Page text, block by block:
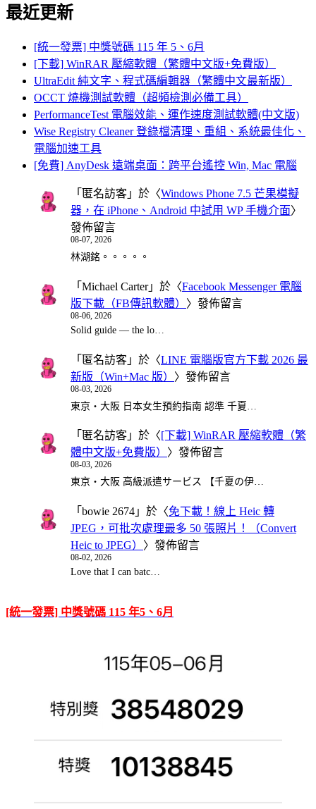
最近更新
[統一發票] 中獎號碼 115 年 5、6月
[下載] WinRAR 壓縮軟體（繁體中文版+免費版）
UltraEdit 純文字、程式碼編輯器（繁體中文最新版）
OCCT 燒機測試軟體（超頻檢測必備工具）
PerformanceTest 電腦效能、運作速度測試軟體(中文版)
Wise Registry Cleaner 登錄檔清理、重組、系統最佳化、
電腦加速工具
[免費] AnyDesk 遠端桌面：跨平台遙控 Win, Mac 電腦
「 匿名訪客 」於〈Windows Phone 7.5 芒果模擬
器，在 iPhone、Android 中試用 WP 手機介面〉
發佈留言
08-07, 2026
林湖銘。。。。。
「 Michael Carter」於〈Facebook Messenger 電腦
版下載（FB傳訊軟體） 〉發佈留言
08-06, 2026
Solid guide — the lo…
「 匿名訪客 」於〈LINE 電腦版官方下載 2026 最
新版（Win+Mac 版） 〉發佈留言
08-03, 2026
東京・大阪 日本女生預約指南 認準 千夏…
「 匿名訪客 」於〈[下載] WinRAR 壓縮軟體（繁
體中文版+免費版） 〉發佈留言
08-03, 2026
東京・大阪 高級派遣サービス 【千夏の伊…
「 bowie 2674 」於〈免下載！線上 Heic 轉
JPEG，可批次處理最多 50 張照片！（Convert
Heic to JPEG） 〉發佈留言
08-02, 2026
Love that I can batc…
[統一發票] 中獎號碼 115 年5、6月